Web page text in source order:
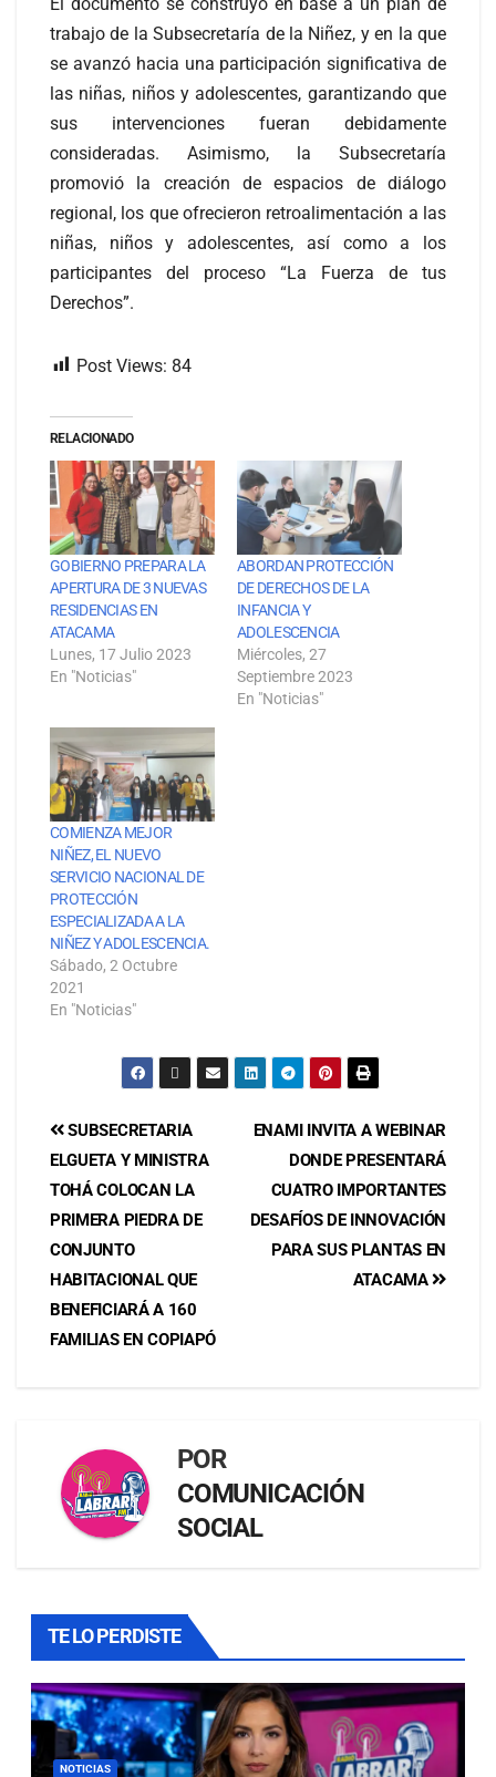
trabajo de la Subsecretaría de la Niñez, y en la que
se avanzó hacia una participación significativa de
las niñas, niños y adolescentes, garantizando que
sus intervenciones fueran debidamente
consideradas. Asimismo, la Subsecretaría
promovió la creación de espacios de diálogo
regional, los que ofrecieron retroalimentación a las
niñas, niños y adolescentes, así como a los
participantes del proceso “La Fuerza de tus
Derechos”.
Post Views: 84
RELACIONADO
GOBIERNO PREPARA LA
APERTURA DE 3 NUEVAS
RESIDENCIAS EN
ATACAMA
Lunes, 17 Julio 2023
En "Noticias"
ABORDAN PROTECCIÓN
DE DERECHOS DE LA
INFANCIA Y
ADOLESCENCIA
Miércoles, 27
Septiembre 2023
En "Noticias"
COMIENZA MEJOR
NIÑEZ, EL NUEVO
SERVICIO NACIONAL DE
PROTECCIÓN
ESPECIALIZADA A LA
NIÑEZ Y ADOLESCENCIA.
Sábado, 2 Octubre
2021
En "Noticias"
ENAMI INVITA A WEBINAR
DONDE PRESENTARÁ
CUATRO IMPORTANTES
DESAFÍOS DE INNOVACIÓN
PARA SUS PLANTAS EN
ATACAMA
SUBSECRETARIA
ELGUETA Y MINISTRA
TOHÁ COLOCAN LA
PRIMERA PIEDRA DE
CONJUNTO
HABITACIONAL QUE
BENEFICIARÁ A 160
FAMILIAS EN COPIAPÓ
POR
COMUNICACIÓN
SOCIAL
TE LO PERDISTE
NOTICIAS